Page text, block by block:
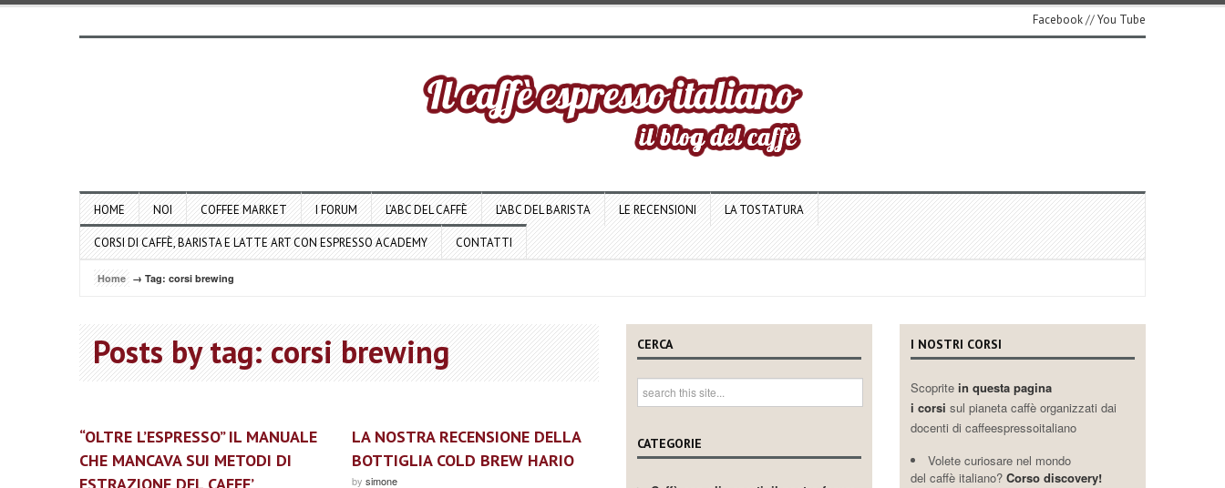
Facebook//You Tube
HOME NOI COFFEE MARKET I FORUM L’ABC DEL CAFFÈ L’ABC DEL BARISTA LE RECENSIONI LA TOSTATURA
CORSI DI CAFFÈ, BARISTA E LATTE ART CON ESPRESSO ACADEMY CONTATTI
Home → Tag: corsi brewing
Posts by tag: corsi brewing
“OLTRE L’ESPRESSO” IL MANUALE
CHE MANCAVA SUI METODI DI
LA NOSTRA RECENSIONE DELLA
BOTTIGLIA COLD BREW HARIO
by simone
CERCA
CATEGORIE
I NOSTRI CORSI
Scoprite in questa pagina
i corsi sul pianeta caffè organizzati dai
docenti di caffeespressoitaliano
Volete curiosare nel mondo
del caffè italiano?Corso discovery!